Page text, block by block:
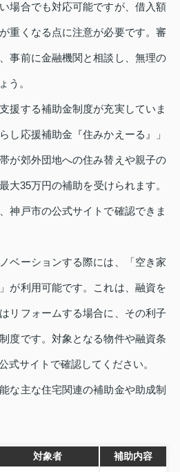
場合でも対応可能ですが、借入額
重くなる点に注意が必要です。審
事前に金融機関と相談し、無理の
う。
援する補助金制度が充実していま
し応援補助金『住みかえーる』」
が郊外団地への住み替えや親子の
大35万円の補助を受けられます。
神戸市の公式サイトで確認できま
ベーションする際には、「空き家
が利用可能です。これは、融資を
リフォームする場合に、その利子
度です。対象となる物件や融資条
式サイトで確認してください。
な主な住宅関連の補助金や助成制
対象者 補助内容